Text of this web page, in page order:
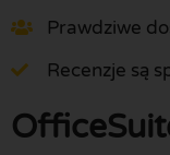
Prawdziwe
Recenzje są